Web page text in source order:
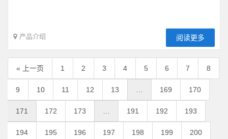
产品介绍 阅读更多
« 上一页 1 2 3 4 5 6 7 8
9 10 11 12 13 169 170
171 172 173 191 192 193
194 195 196 197 198 199 200